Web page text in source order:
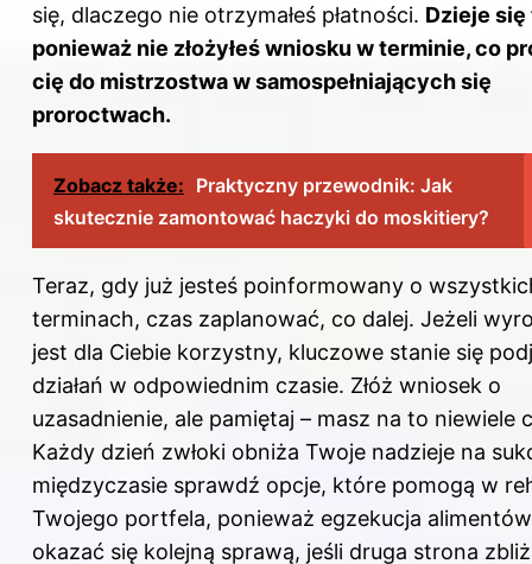
się, dlaczego nie otrzymałeś płatności. Dzieje się
ponieważ nie złożyłeś wniosku w terminie, co
cię do mistrzostwa w samospełniających się
proroctwach.
Zobacz także: Praktyczny przewodnik: Jak
skutecznie zamontować haczyki do moskitiery?
Teraz, gdy już jesteś poinformowany o
terminach, czas zaplanować, co dalej. Jeżeli
jest dla Ciebie korzystny, kluczowe stanie się
działań w odpowiednim czasie. Złóż wniosek o
uzasadnienie, ale pamiętaj – masz na to niewiele
Każdy dzień zwłoki obniża Twoje nadzieje na
międzyczasie sprawdź opcje, które pomogą w
Twojego portfela, ponieważ egzekucja
okazać się kolejną sprawą, jeśli druga strona